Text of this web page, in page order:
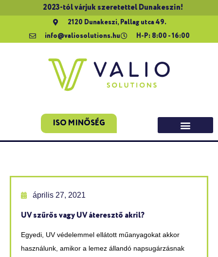
2023-tól várjuk szeretettel Dunakeszin!
2120 Dunakeszi, Pallag utca 49.
info@valiosolutions.hu
H-P: 8:00 - 16:00
ISO MINŐSÉG
április 27, 2021
UV szűrős vagy UV áteresztő akril?
Egyedi, UV védelemmel ellátott műanyagokat akkor
használunk, amikor a lemez állandó napsugárzásnak